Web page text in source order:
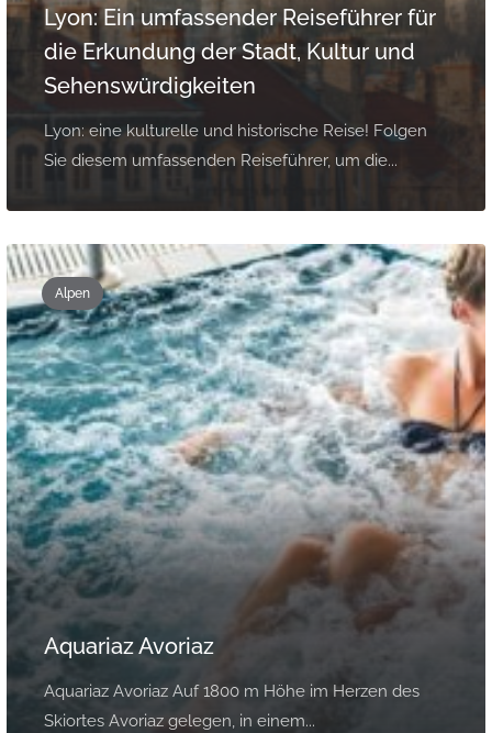
Lyon: Ein umfassender Reiseführer für
die Erkundung der Stadt, Kultur und
Sehenswürdigkeiten
Lyon: eine kulturelle und historische Reise! Folgen
Sie diesem umfassenden Reiseführer, um die...
Alpen
Aquariaz Avoriaz
Aquariaz Avoriaz Auf 1800 m Höhe im Herzen des
Skiortes Avoriaz gelegen, in einem...